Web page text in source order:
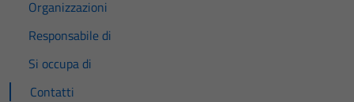
Organizzazioni
Responsabile di
Si occupa di
Contatti